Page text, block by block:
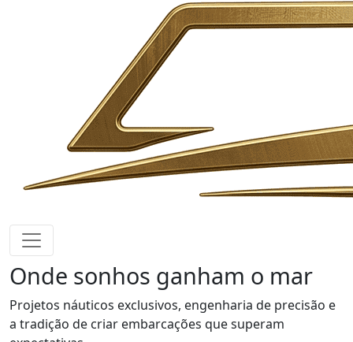
Onde sonhos ganham o mar
Projetos náuticos exclusivos, engenharia de precisão e
a tradição de criar embarcações que superam